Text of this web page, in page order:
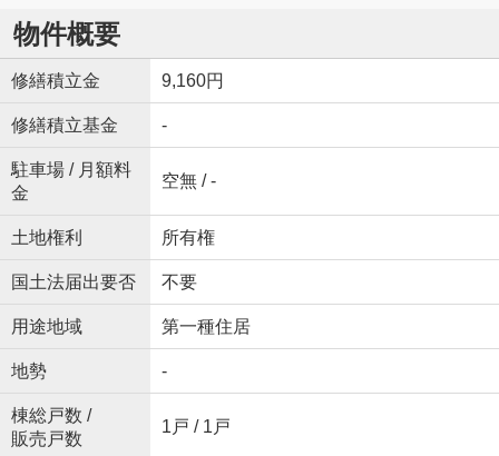
物件概要
修繕積立金 9,160円
修繕積立基金 -
駐車場 / 月額料
金
空無 / -
土地権利 所有権
国土法届出要否 不要
用途地域 第一種住居
地勢 -
棟総戸数 /
販売戸数
1戸 / 1戸